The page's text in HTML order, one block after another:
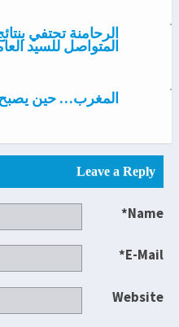
الرحامنة تحتفي
المتواصل للسيد
المغرب… حين
Leave a Reply
Name*
E-Mail*
Website